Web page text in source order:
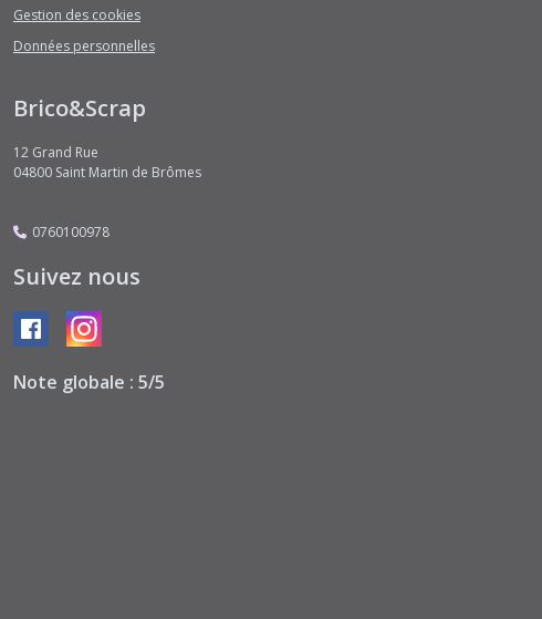
School
(3)
See
in
Paris
Highlands
Traveller
(2)
Gestion des cookies
Données personnelles
Brico&Scrap
12 Grand Rue
04800 Saint Martin de Brômes
0760100978
Suivez nous
Note globale : 5/5